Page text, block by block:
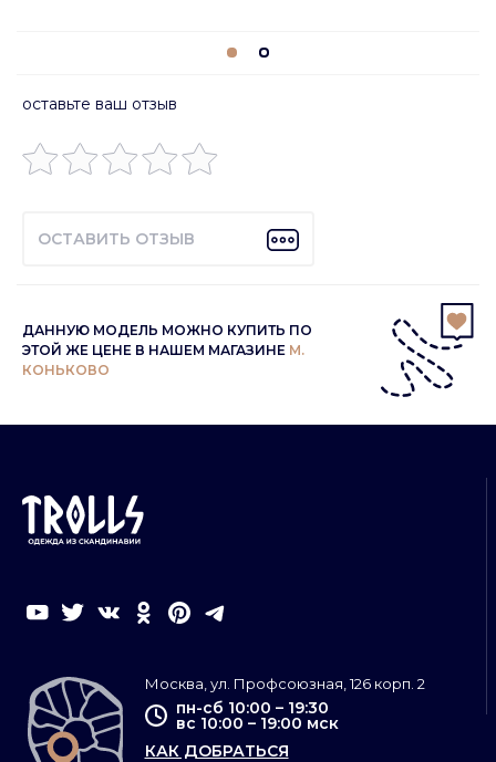
оставьте ваш отзыв
ОСТАВИТЬ ОТЗЫВ
ДАННУЮ МОДЕЛЬ МОЖНО КУПИТЬ ПО
ЭТОЙ ЖЕ ЦЕНЕ В НАШЕМ МАГАЗИНЕ М.
КОНЬКОВО
Москва, ул. Профсоюзная, 126 корп. 2
пн-сб 10:00 – 19:30
вс 10:00 – 19:00 мск
КАК ДОБРАТЬСЯ